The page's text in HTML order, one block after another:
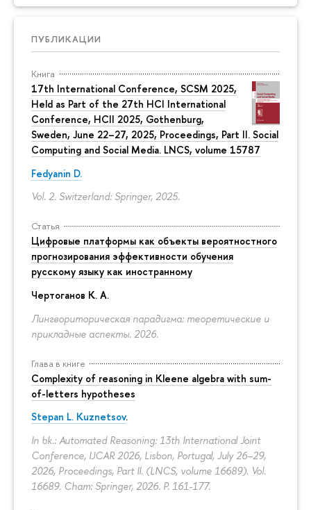
ПУБЛИКАЦИИ
Книга
17th International Conference, SCSM 2025,
Held as Part of the 27th HCI International
Conference, HCII 2025, Gothenburg,
Sweden, June 22–27, 2025, Proceedings, Part II. Social
Computing and Social Media. LNCS, volume 15787
Fedyanin D.
Vol. 2. Switzerland: Springer, 2025.
Статья
Цифровые платформы как объекты вероятностного
прогнозирования эффективности обучения
русскому языку как иностранному
Чертоганов К. А.
Лингвориторическая парадигма: теоретические и
прикладные аспекты. 2026.
Глава в книге
Complexity of reasoning in Kleene algebra with sum-
of-letters hypotheses
Stepan L. Kuznetsov.
In bk.: Automated Reasoning: 13th International Joint
Conference, IJCAR 2026, Lisbon, Portugal, July 26–29,
2026, Proceedings, Part II. (LNCS, volume 16689). Vol.
16689. Cham: Springer, 2026. P. 161-177.